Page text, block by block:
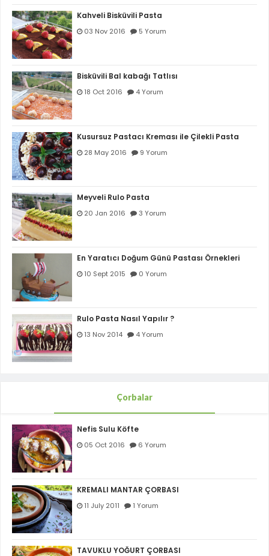
Kahveli Bisküvili Pasta
03 Nov 2016 5 Yorum
Bisküvili Bal kabağı Tatlısı
18 Oct 2016 4 Yorum
Kusursuz Pastacı Kreması ile Çilekli Pasta
28 May 2016 9 Yorum
Meyveli Rulo Pasta
20 Jan 2016 3 Yorum
En Yaratıcı Doğum Günü Pastası Örnekleri
10 Sept 2015 0 Yorum
Rulo Pasta Nasıl Yapılır ?
13 Nov 2014 4 Yorum
Çorbalar
Nefis Sulu Köfte
05 Oct 2016 6 Yorum
KREMALI MANTAR ÇORBASI
11 July 2011 1 Yorum
TAVUKLU YOĞURT ÇORBASI